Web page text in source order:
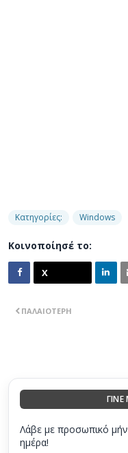
Κατηγορίες: Windows
Κοινοποίησέ το:
ΠΑΛΑΙΌΤΕΡΗ
Λάβε με προσωπικό
ημέρα!